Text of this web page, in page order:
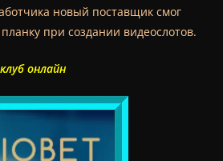
новый поставщик смог
при создании видеослотов.
онлайн